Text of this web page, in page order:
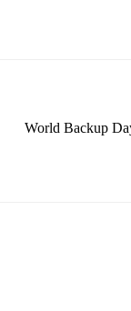
World Backup